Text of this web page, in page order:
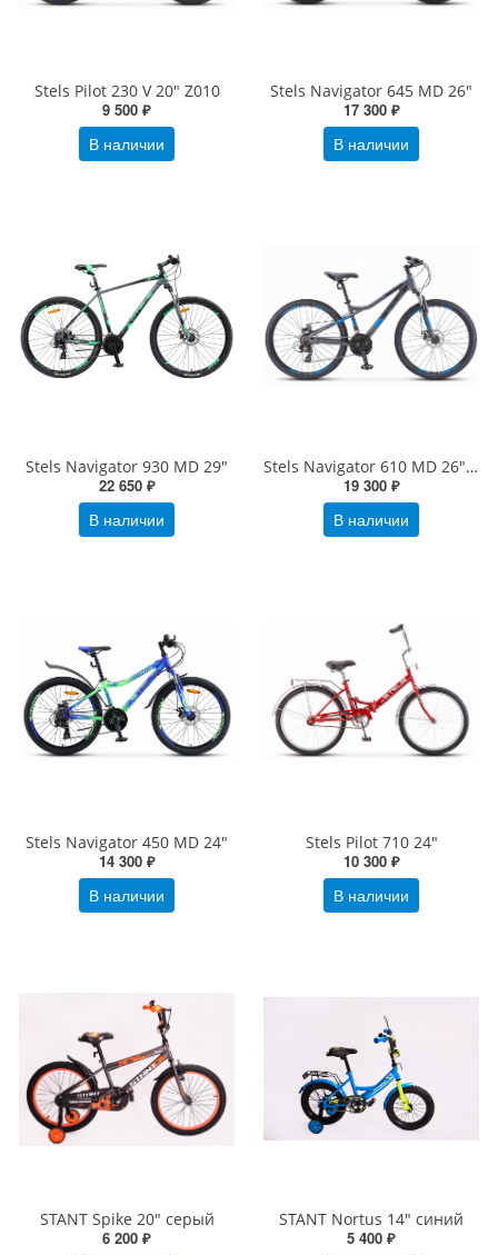
Stels Pilot 230 V 20" Z010
9 500 ₽
В наличии
Stels Navigator 645 MD 26"
17 300 ₽
В наличии
Stels Navigator 930 MD 29"
22 650 ₽
В наличии
Stels Navigator 610 MD 26" V050
19 300 ₽
В наличии
Stels Navigator 450 MD 24"
14 300 ₽
В наличии
Stels Pilot 710 24"
10 300 ₽
В наличии
STANT Spike 20" серый
6 200 ₽
STANT Nortus 14" синий
5 400 ₽